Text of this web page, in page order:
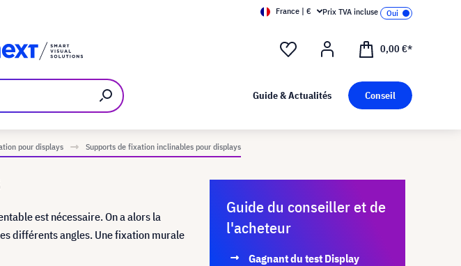
France | € Prix TVA incluse
0,00 €*
Guide & Actualités Conseil
pour displays Supports de fixation inclinables pour displays
est nécessaire. On a alors la
différents angles. Une fixation murale
Guide du conseiller et de
l'acheteur
Gagnant du test Display